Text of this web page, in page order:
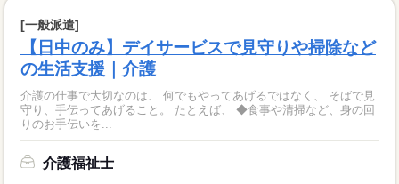
[一般派遣]
【日中のみ】デイサービスで見守りや掃除など
の生活支援｜介護
介護の仕事で大切なのは、 何でもやってあげるではなく、 そばで見
守り、手伝ってあげること。 たとえば、 ◆食事や清掃など、身の回
りのお手伝いを...
介護福祉士